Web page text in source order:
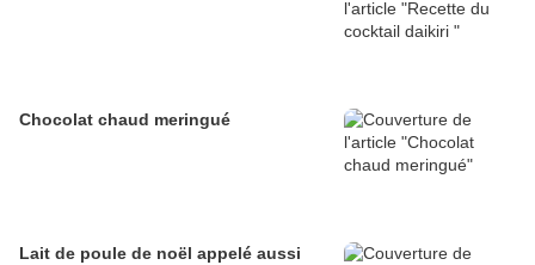
Chocolat chaud meringué
Lait de poule de noël appelé aussi